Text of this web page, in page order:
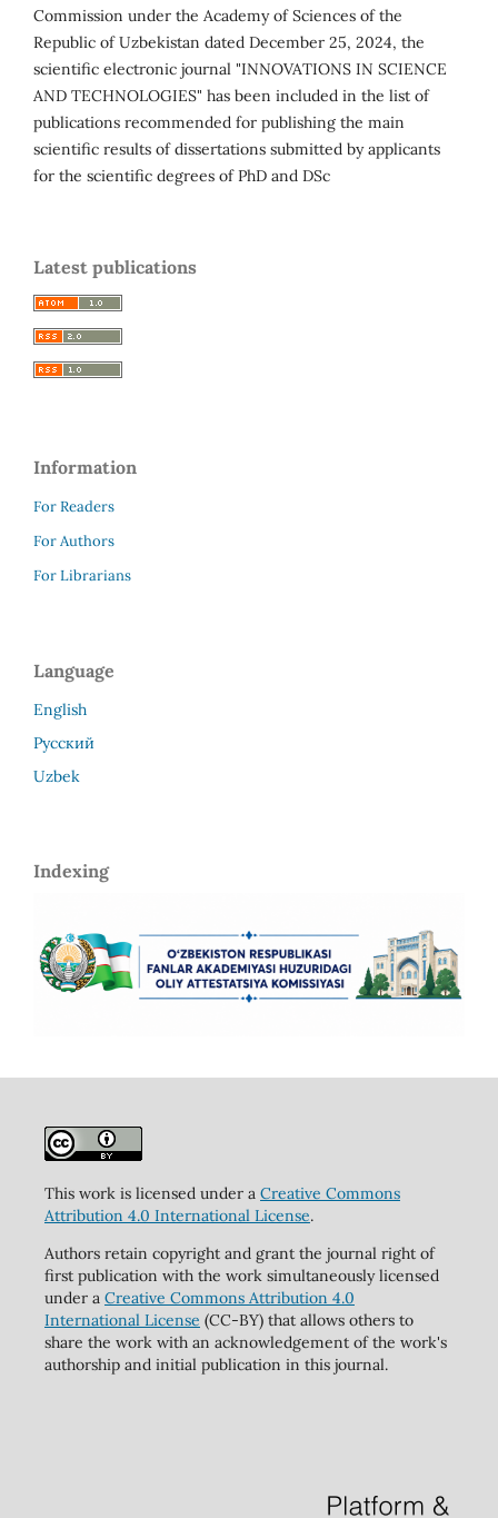
Commission under the Academy of Sciences of the
Republic of Uzbekistan dated December 25, 2024, the
scientific electronic journal "INNOVATIONS IN SCIENCE
AND TECHNOLOGIES" has been included in the list of
publications recommended for publishing the main
scientific results of dissertations submitted by applicants
for the scientific degrees of PhD and DSc
Latest publications
Information
For Readers
For Authors
For Librarians
Language
English
Русский
Uzbek
Indexing
This work is licensed under a Creative Commons
Attribution 4.0 International License.
Authors retain copyright and grant the journal right of
first publication with the work simultaneously licensed
under a Creative Commons Attribution 4.0
International License (CC-BY) that allows others to
share the work with an acknowledgement of the work's
authorship and initial publication in this journal.